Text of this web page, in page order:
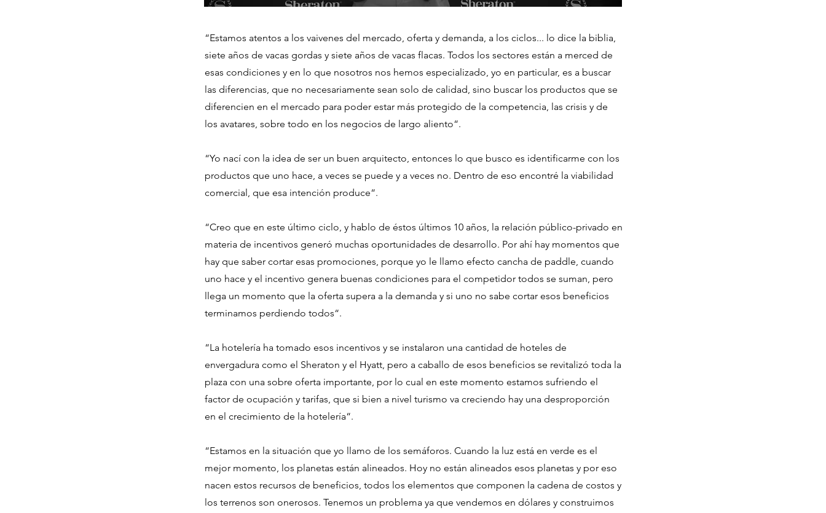
“Estamos atentos a los vaivenes del mercado, oferta y demanda, a los ciclos... lo dice la biblia,
siete años de vacas gordas y siete años de vacas flacas. Todos los sectores están a merced de
esas condiciones y en lo que nosotros nos hemos especializado, yo en particular, es a buscar
las diferencias, que no necesariamente sean solo de calidad, sino buscar los productos que se
diferencien en el mercado para poder estar más protegido de la competencia, las crisis y de
los avatares, sobre todo en los negocios de largo aliento“.
“Yo nací con la idea de ser un buen arquitecto, entonces lo que busco es identificarme con los
productos que uno hace, a veces se puede y a veces no. Dentro de eso encontré la viabilidad
comercial, que esa intención produce“.
“Creo que en este último ciclo, y hablo de éstos últimos 10 años, la relación público-privado en
materia de incentivos generó muchas oportunidades de desarrollo. Por ahí hay momentos que
hay que saber cortar esas promociones, porque yo le llamo efecto cancha de paddle, cuando
uno hace y el incentivo genera buenas condiciones para el competidor todos se suman, pero
llega un momento que la oferta supera a la demanda y si uno no sabe cortar esos beneficios
terminamos perdiendo todos“.
“La hotelería ha tomado esos incentivos y se instalaron una cantidad de hoteles de
envergadura como el Sheraton y el Hyatt, pero a caballo de esos beneficios se revitalizó toda la
plaza con una sobre oferta importante, por lo cual en este momento estamos sufriendo el
factor de ocupación y tarifas, que si bien a nivel turismo va creciendo hay una desproporción
en el crecimiento de la hotelería“.
“Estamos en la situación que yo llamo de los semáforos. Cuando la luz está en verde es el
mejor momento, los planetas están alineados. Hoy no están alineados esos planetas y por eso
nacen estos recursos de beneficios, todos los elementos que componen la cadena de costos y
los terrenos son onerosos. Tenemos un problema ya que vendemos en dólares y construimos